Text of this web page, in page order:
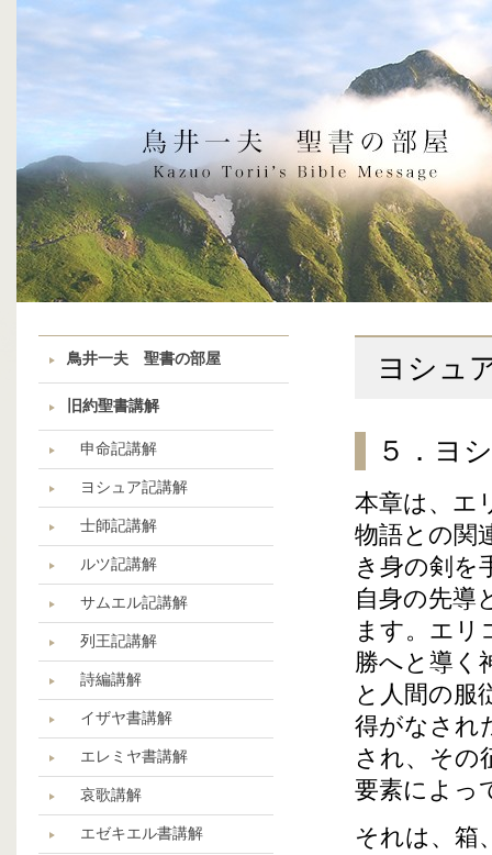
鳥井一夫 聖書の部屋
旧約聖書講解
申命記講解
ヨシュア記講解
士師記講解
ルツ記講解
サムエル記講解
列王記講解
詩編講解
イザヤ書講解
エレミヤ書講解
哀歌講解
エゼキエル書講解
ヨシュ
５．ヨ
本章は、エ
物語との関
き身の剣を
自身の先導
ます。エリ
勝へと導く
と人間の服
得がなされ
され、その
要素によっ
それは、箱